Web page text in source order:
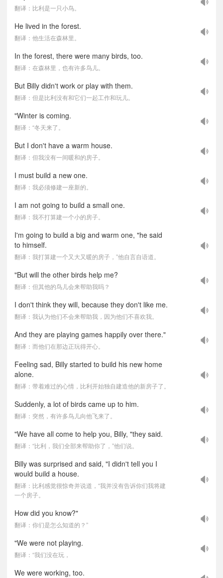
翻译：比利是一只小鸟。
He lived in the forest.
翻译：他生活在森林里。
In the forest, there were many birds, too.
翻译：在森林里，也有许多鸟儿。
But Billy didn't work or play with them.
翻译：但是比利没有和它们一起工作和玩儿。
"Winter is coming.
翻译：“冬天来了。
But I don't have a warm house.
翻译：但我没有一间暖和的房子。
I must build a new one.
翻译：我必须修建一座新的。
I am not going to build a small one.
翻译：我不打算建一个小的房子。
I'm going to build a big and warm one, "he said
to himself.
翻译：我打算建一个又大又暖的房子，”他自言自语道。
"But will the other birds help me?
翻译：但其他的鸟儿会来帮助我吗？
I don't think they will, because they don't like me.
翻译：我认为他们不会来帮助我，因为他们不喜欢我。
And they are playing games happily over there."
翻译：而他们在那边正玩得开心。
Feeling sad, Billy started to build his new home
alone.
翻译：带着难过的心情，比利开始独自建造他的新房子了。
Suddenly, a lot of birds came up to him.
翻译：突然，有许多鸟儿向他飞来了。
"We have all come to help you, Billy, "they said.
翻译：“比利，我们全部来帮助你了，”他们说。
Billy was surprised and said, "I didn't tell you I
would build a house.
翻译：比利感觉很惊奇并说道，“我并没有告诉你们我将建
一个房子。
How did you know?"
翻译：你们是怎么知道的？”
"We were not playing.
翻译：“我们没在玩，
We were working, too.